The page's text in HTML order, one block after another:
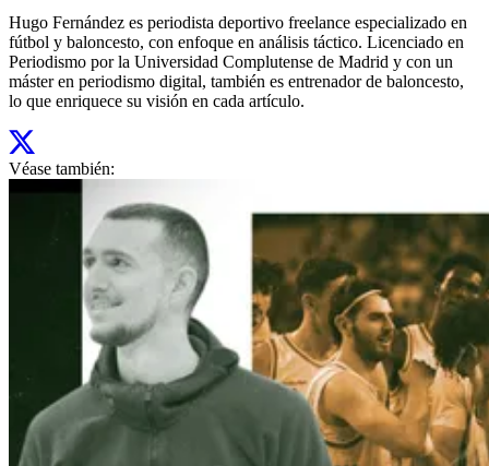
Hugo Fernández es periodista deportivo freelance especializado en
fútbol y baloncesto, con enfoque en análisis táctico. Licenciado en
Periodismo por la Universidad Complutense de Madrid y con un
máster en periodismo digital, también es entrenador de baloncesto,
lo que enriquece su visión en cada artículo.
Véase también: